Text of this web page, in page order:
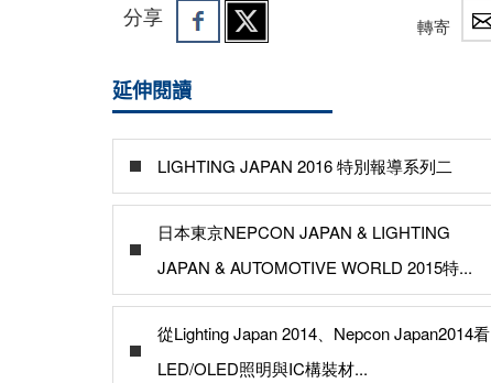
分享 轉寄
延伸閱讀
LIGHTING JAPAN 2016 特別報導系列二
日本東京NEPCON JAPAN & LIGHTING
JAPAN & AUTOMOTIVE WORLD 2015特...
從Lighting Japan 2014、Nepcon Japan2014看
LED/OLED照明與IC構裝材...